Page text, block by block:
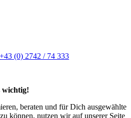
+43 (0) 2742 / 74 333
wichtig!
beraten und für Dich ausgewählte
können, nutzen wir auf unserer Seite